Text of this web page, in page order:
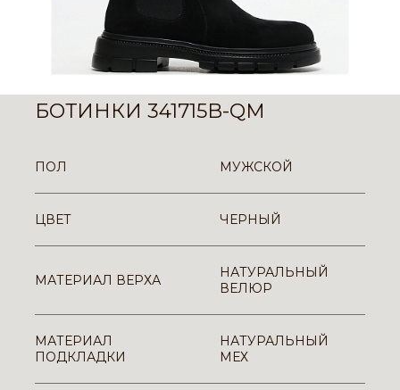
БОТИНКИ 341715B-QM
ПОЛ МУЖСКОЙ
ЦВЕТ ЧЕРНЫЙ
МАТЕРИАЛ ВЕРХА
НАТУРАЛЬНЫЙ
ВЕЛЮР
МАТЕРИАЛ
ПОДКЛАДКИ
НАТУРАЛЬНЫЙ
МЕХ